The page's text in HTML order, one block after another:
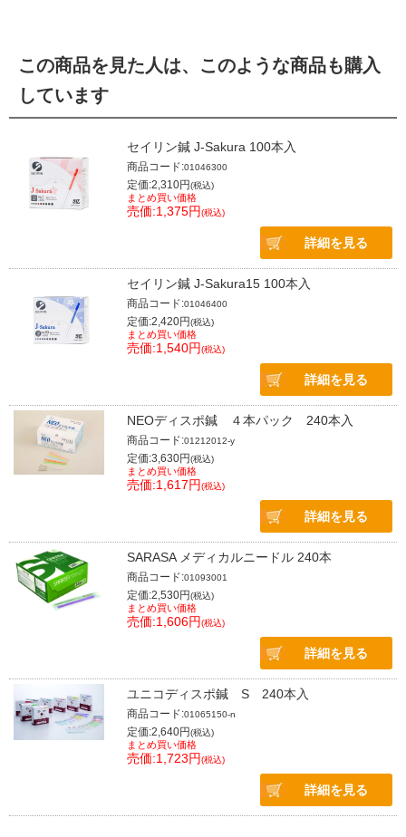
この商品を見た人は、このような商品も購入
しています
セイリン鍼 J-Sakura 100本入
商品コード:01046300
定価:2,310円(税込)
まとめ買い価格
売価:1,375円(税込)
詳細を見る
セイリン鍼 J-Sakura15 100本入
商品コード:01046400
定価:2,420円(税込)
まとめ買い価格
売価:1,540円(税込)
詳細を見る
NEOディスポ鍼 ４本パック 240本入
商品コード:01212012-y
定価:3,630円(税込)
まとめ買い価格
売価:1,617円(税込)
詳細を見る
SARASA メディカルニードル 240本
商品コード:01093001
定価:2,530円(税込)
まとめ買い価格
売価:1,606円(税込)
詳細を見る
ユニコディスポ鍼 S 240本入
商品コード:01065150-n
定価:2,640円(税込)
まとめ買い価格
売価:1,723円(税込)
詳細を見る